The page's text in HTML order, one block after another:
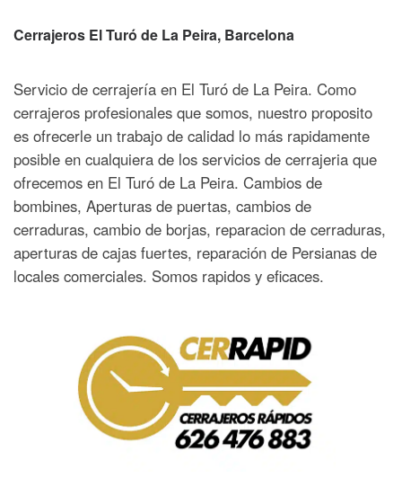
Cerrajeros El Turó de La Peira, Barcelona
Servicio de cerrajería en El Turó de La Peira. Como
cerrajeros profesionales que somos, nuestro proposito
es ofrecerle un trabajo de calidad lo más rapidamente
posible en cualquiera de los servicios de cerrajeria que
ofrecemos en El Turó de La Peira. Cambios de
bombines, Aperturas de puertas, cambios de
cerraduras, cambio de borjas, reparacion de cerraduras,
aperturas de cajas fuertes, reparación de Persianas de
locales comerciales. Somos rapidos y eficaces.